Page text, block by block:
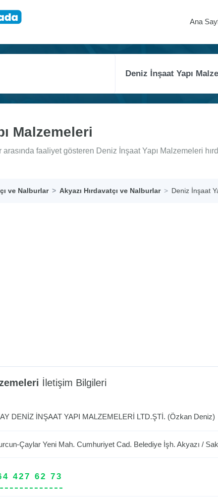
Ana
Malzemeleri
arasında faaliyet gösteren Deniz İnşaat Yapı Malzemeleri
ve Nalburlar Akyazı Hırdavatçı ve Nalburlar Deniz İnşaat
İletişim Bilgileri
DENİZ İNŞAAT YAPI MALZEMELERİ LTD.ŞTİ. (Özkan Deniz)
Çaylar Yeni Mah. Cumhuriyet Cad. Belediye İşh.Akyazı /
427 62 73